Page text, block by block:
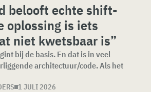
belooft echte shift-
oplossing is iets
niet kwetsbaar is”
bij de basis. En dat is in veel
architectuur/code. Als het
1 JULI 2026